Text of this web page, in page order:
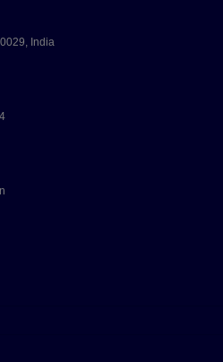
India